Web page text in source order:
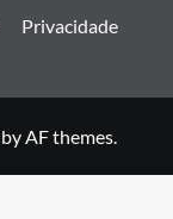
Privacidade
by AF themes.